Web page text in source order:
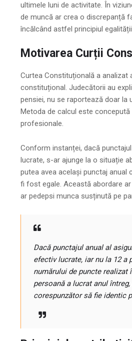
ultimele luni de activitate. În
de muncă ar crea o discrepanță
încălcând astfel principiul
Motivarea Curții
Curtea Constituțională a
constituțional. Judecătorii au
pensiei, nu se raportează doar la
Metoda de calcul este
profesionale.
Conform instanței, dacă
lucrate, s-ar ajunge la o situație
putea avea același punctaj anual
fi fost egale. Această abordare
ar pedepsi munca susținută pe
Dacă punctajul anual al
efectiv lucrate, iar nu la 12 a
numărului de puncte realizat
persoană a lucrat anul
corespunzător să fie identic